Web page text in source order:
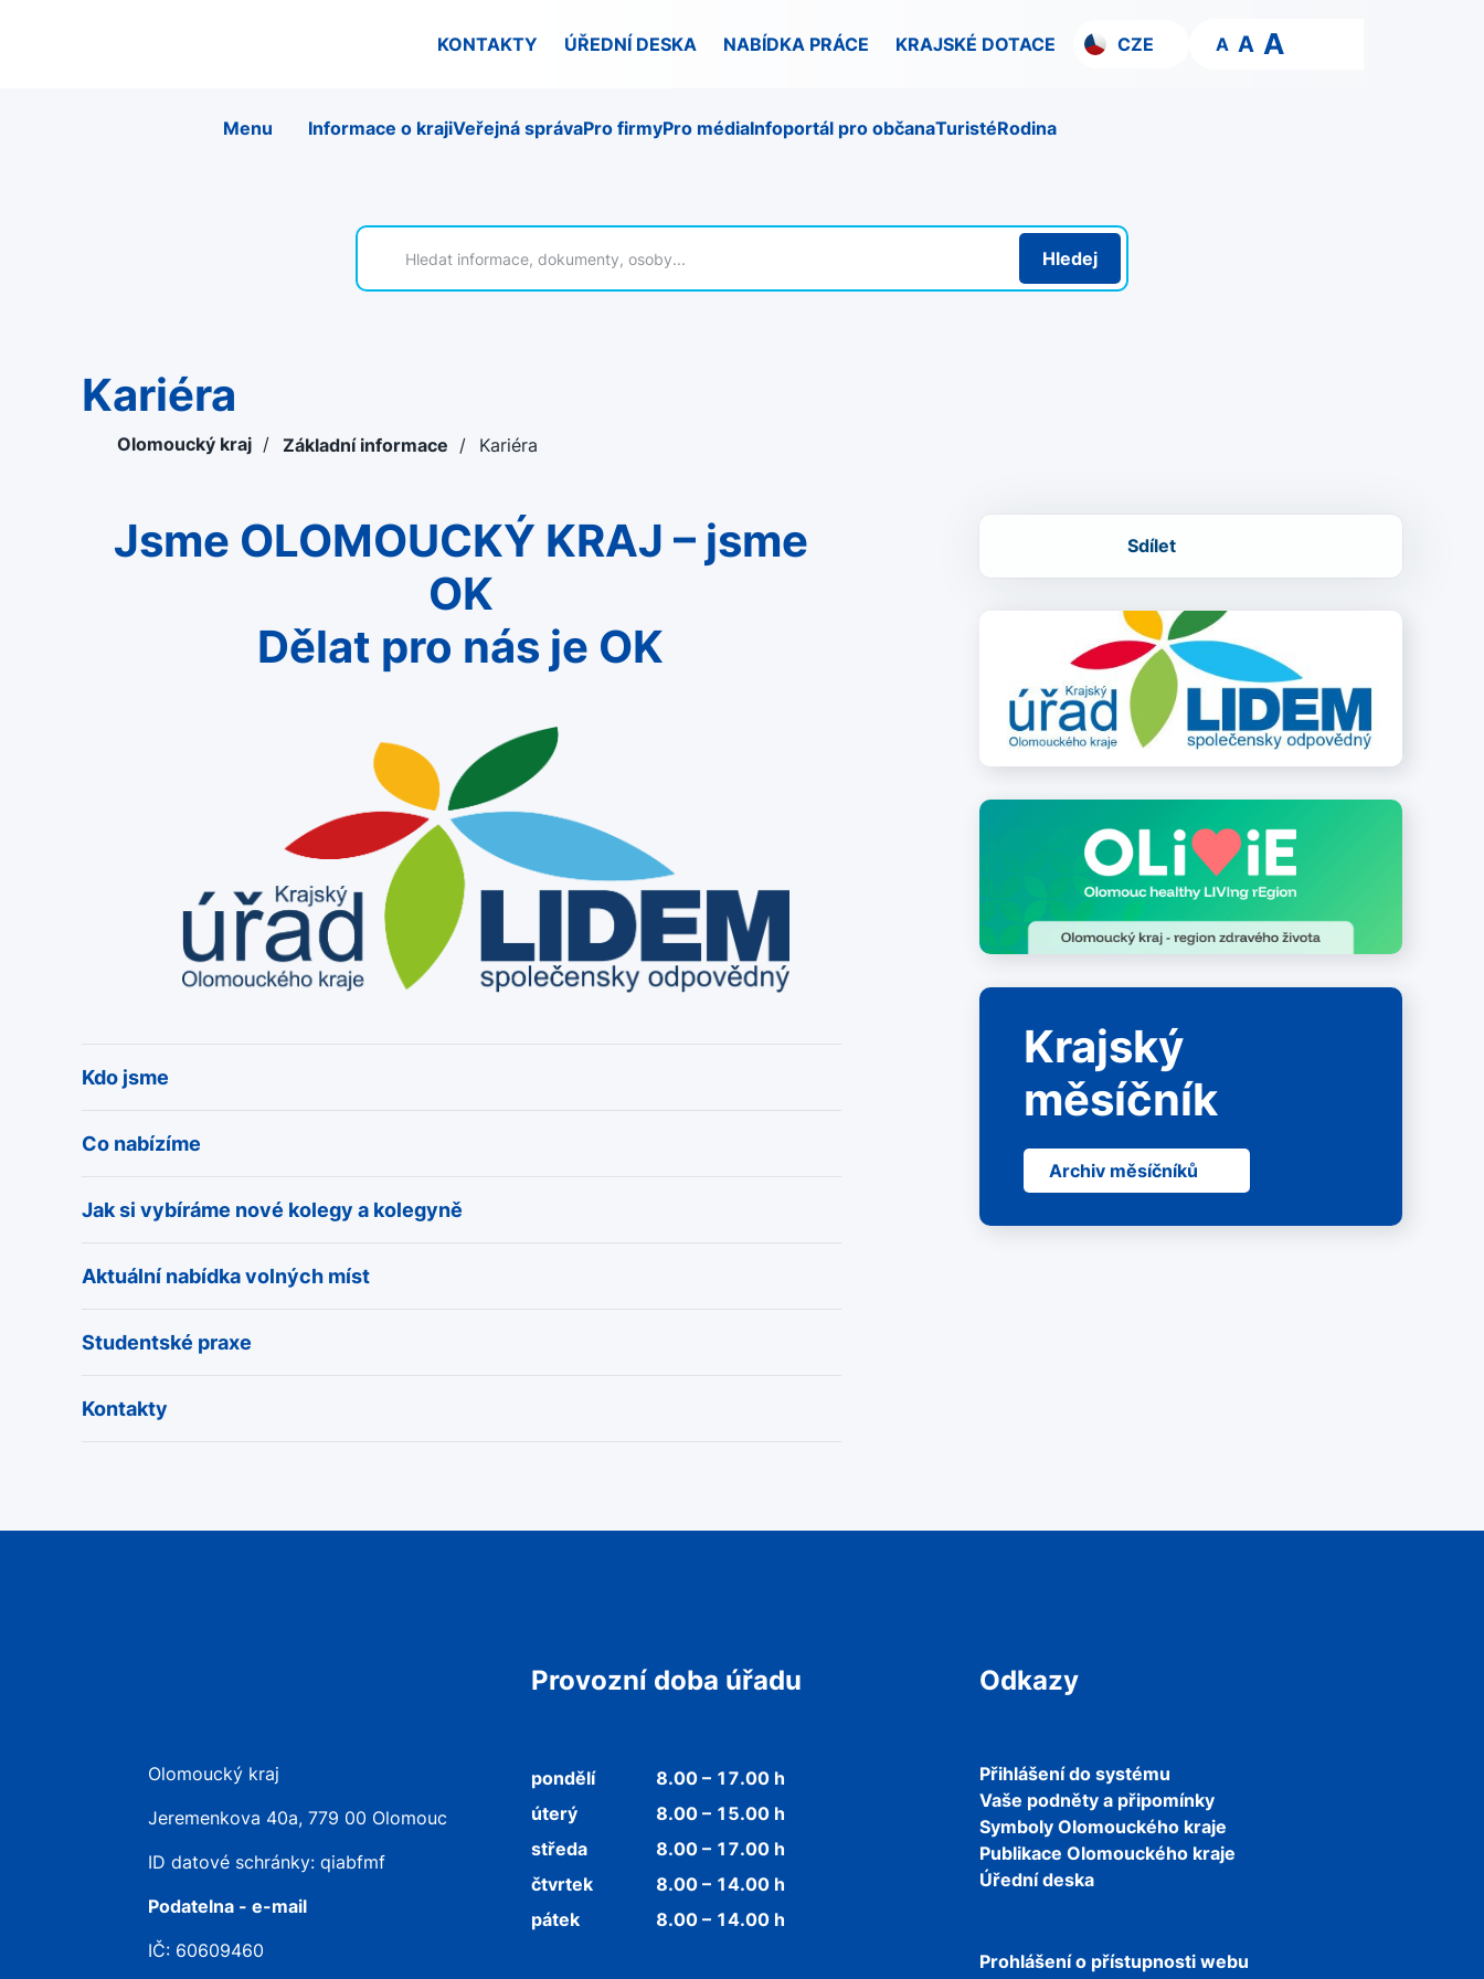
KONTAKTY ÚŘEDNÍ DESKA NABÍDKA PRÁCE KRAJSKÉ DOTACE CZE A A A
Menu Informace o krajiVeřejná správaPro firmyPro médiaInfoportál pro občanaTuristéRodina
Hledej
Kariéra
Olomoucký kraj / Základní informace / Kariéra
Jsme OLOMOUCKÝ KRAJ – jsme
OK
Dělat pro nás je OK
Kdo jsme
Co nabízíme
Jak si vybíráme nové kolegy a kolegyně
Aktuální nabídka volných míst
Studentské praxe
Kontakty
Sdílet
Krajský
měsíčník
Archiv měsíčníků
Olomoucký kraj
Jeremenkova 40a, 779 00 Olomouc
ID datové schránky: qiabfmf
Podatelna - e-mail
IČ: 60609460
Provozní doba úřadu
pondělí
8.00 – 17.00 h
úterý
8.00 – 15.00 h
středa
8.00 – 17.00 h
čtvrtek
8.00 – 14.00 h
pátek
8.00 – 14.00 h
Odkazy
Přihlášení do systému
Vaše podněty a připomínky
Symboly Olomouckého kraje
Publikace Olomouckého kraje
Úřední deska
Prohlášení o přístupnosti webu